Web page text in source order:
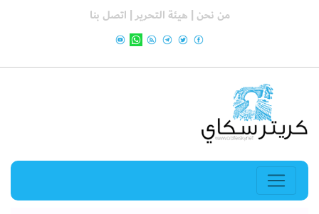
من نحن | هيئة التحرير | اتصل بنا